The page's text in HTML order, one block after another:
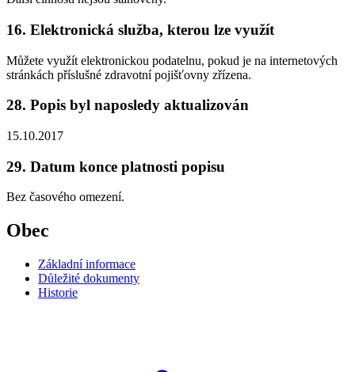
16. Elektronická služba, kterou lze využít
Můžete využít elektronickou podatelnu, pokud je na internetových
stránkách příslušné zdravotní pojišťovny zřízena.
28. Popis byl naposledy aktualizován
15.10.2017
29. Datum konce platnosti popisu
Bez časového omezení.
Obec
Základní informace
Důležité dokumenty
Historie